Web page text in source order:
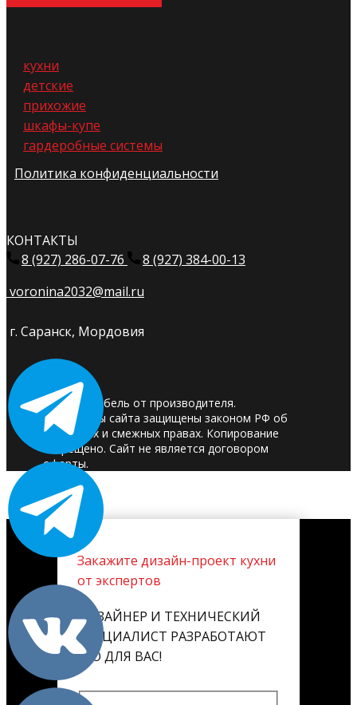
кухни
детские
прихожие
шкафы-купе
гардеробные системы
Политика конфиденциальности
КОНТАКТЫ
8 (927) 286-07-76
8 (927) 384-00-13
voronina2032@mail.ru
г. Саранск, Мордовия
© 2025. Мебель от производителя.
Материалы сайта защищены законом РФ об
авторских и смежных правах. Копирование
запрещено. Сайт не является договором
оферты.
Закажите дизайн-проект кухни
от экспертов
ДИЗАЙНЕР И ТЕХНИЧЕСКИЙ
СПЕЦИАЛИСТ РАЗРАБОТАЮТ
ЕГО ДЛЯ ВАС!